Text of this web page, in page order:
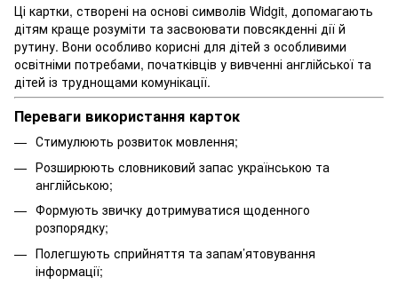
Ці картки, створені на основі символів Widgit, допомагають
дітям краще розуміти та засвоювати повсякденні дії й
рутину. Вони особливо корисні для дітей з особливими
освітніми потребами, початківців у вивченні англійської та
дітей із труднощами комунікації.
Переваги використання карток
Стимулюють розвиток мовлення;
Розширюють словниковий запас українською та
англійською;
Формують звичку дотримуватися щоденного
розпорядку;
Полегшують сприйняття та запам’ятовування
інформації;